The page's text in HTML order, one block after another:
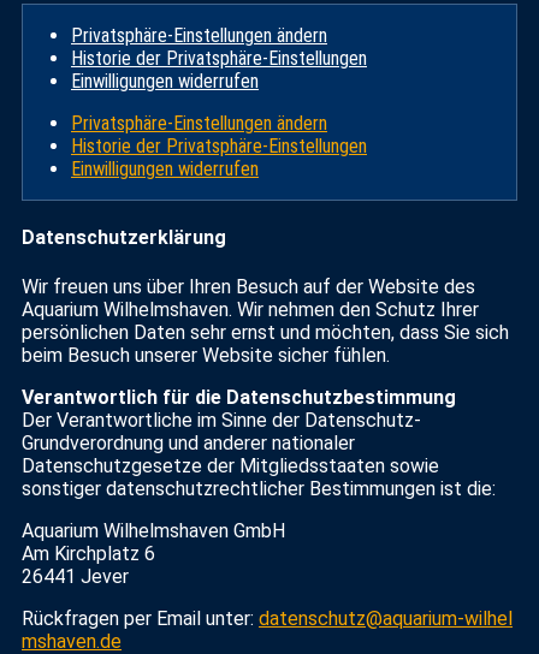
Privatsphäre-Einstellungen ändern
Historie der Privatsphäre-Einstellungen
Einwilligungen widerrufen
Privatsphäre-Einstellungen ändern
Historie der Privatsphäre-Einstellungen
Einwilligungen widerrufen
Datenschutzerklärung
Wir freuen uns über Ihren Besuch auf der Website des
Aquarium Wilhelmshaven. Wir nehmen den Schutz Ihrer
persönlichen Daten sehr ernst und möchten, dass Sie sich
beim Besuch unserer Website sicher fühlen.
Verantwortlich für die Datenschutzbestimmung
Der Verantwortliche im Sinne der Datenschutz-
Grundverordnung und anderer nationaler
Datenschutzgesetze der Mitgliedsstaaten sowie
sonstiger datenschutzrechtlicher Bestimmungen ist die:
Aquarium Wilhelmshaven GmbH
Am Kirchplatz 6
26441 Jever
Rückfragen per Email unter: datenschutz@aquarium-wilhel
mshaven.de